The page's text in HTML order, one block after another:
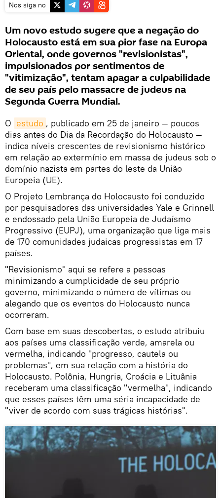
Nos siga no
Um novo estudo sugere que a negação do
Holocausto está em sua pior fase na Europa
Oriental, onde governos "revisionistas",
impulsionados por sentimentos de
"vitimização", tentam apagar a culpabilidade
de seu país pelo massacre de judeus na
Segunda Guerra Mundial.
O estudo , publicado em 25 de janeiro — poucos
dias antes do Dia da Recordação do Holocausto —
indica níveis crescentes de revisionismo histórico
em relação ao extermínio em massa de judeus sob o
domínio nazista em partes do leste da União
Europeia (UE).
O Projeto Lembrança do Holocausto foi conduzido
por pesquisadores das universidades Yale e Grinnell
e endossado pela União Europeia de Judaísmo
Progressivo (EUPJ), uma organização que liga mais
de 170 comunidades judaicas progressistas em 17
países.
"Revisionismo" aqui se refere a pessoas
minimizando a cumplicidade de seu próprio
governo, minimizando o número de vítimas ou
alegando que os eventos do Holocausto nunca
ocorreram.
Com base em suas descobertas, o estudo atribuiu
aos países uma classificação verde, amarela ou
vermelha, indicando "progresso, cautela ou
problemas", em sua relação com a história do
Holocausto. Polônia, Hungria, Croácia e Lituânia
receberam uma classificação "vermelha", indicando
que esses países têm uma séria incapacidade de
"viver de acordo com suas trágicas histórias".